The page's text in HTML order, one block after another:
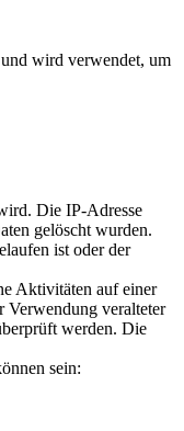
wird verwendet, um
Die IP-Adresse
gelöscht wurden.
ist oder der
Aktivitäten auf einer
Verwendung veralteter
werden. Die
sein: